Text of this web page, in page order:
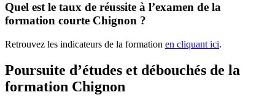
Quel est le taux de réussite à l’examen de la
formation courte Chignon ?
Retrouvez les indicateurs de la formation en cliquant ici.
Poursuite d’études et débouchés de la
formation Chignon